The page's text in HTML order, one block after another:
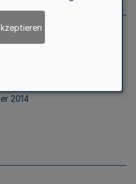
des Landes
(Hochschulgesetz -
2014